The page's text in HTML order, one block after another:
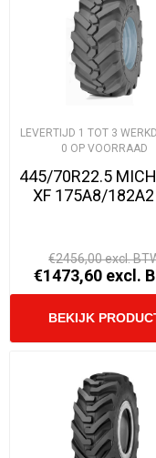
LEVERTIJD 1 TOT 3
0 OP VOORRAAD
445/70R22.5
XF 175A8/
€2456,00 excl.
€1473,60 excl.